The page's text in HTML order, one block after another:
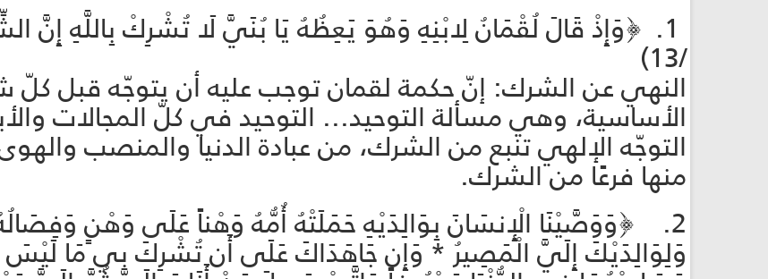
1. ﴿وَإِذْ قَالَ لُقْمَانُ لِابْنِهِ وَهُوَ يَعِظُهُ يَا بُنَيَّ لَا تُشْرِكْ بِاللَّهِ
/13)
النهي عن الشرك: إنّ حكمة لقمان توجب عليه أن يتوجّه قبل
الأساسية، وهي مسألة التوحيد... التوحيد في كلّ المجالات
التوجّه الإلهي تنبع من الشرك، من عبادة الدنيا والمنصب
منها فرعًا من الشرك.
2. ﴿وَوَصَّيْنَا الْإِنسَانَ بِوَالِدَيْهِ حَمَلَتْهُ أُمُّهُ وَهْناً عَلَى وَهْنٍ
وَلِوَالِدَيْكَ إِلَيَّ الْمَصِيرُ * وَإِن جَاهَدَاكَ عَلَى أَن تُشْرِكَ بِي مَا لَيْسَ